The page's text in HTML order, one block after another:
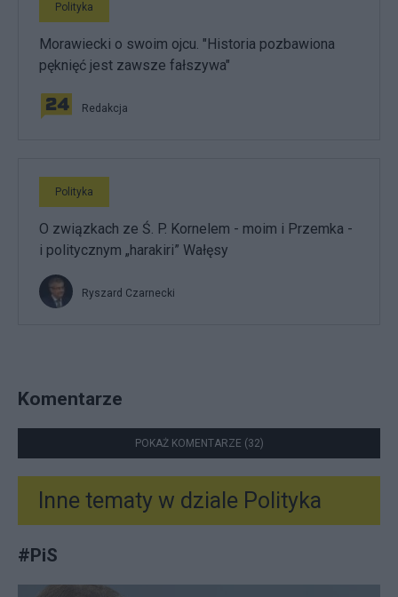
Polityka
Morawiecki o swoim ojcu. "Historia pozbawiona
pęknięć jest zawsze fałszywa"
Redakcja
Polityka
O związkach ze Ś. P. Kornelem - moim i Przemka -
i politycznym „harakiri” Wałęsy
Ryszard Czarnecki
Komentarze
POKAŻ KOMENTARZE (32)
Inne tematy w dziale Polityka
#PiS